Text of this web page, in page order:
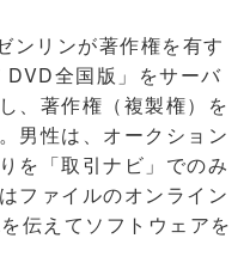
ンリンが著作権を有す
全国版」をサーバ
、著作権（複製権）を
男性は、オークション
を「取引ナビ」でのみ
ファイルのオンライン
伝えてソフトウェアを